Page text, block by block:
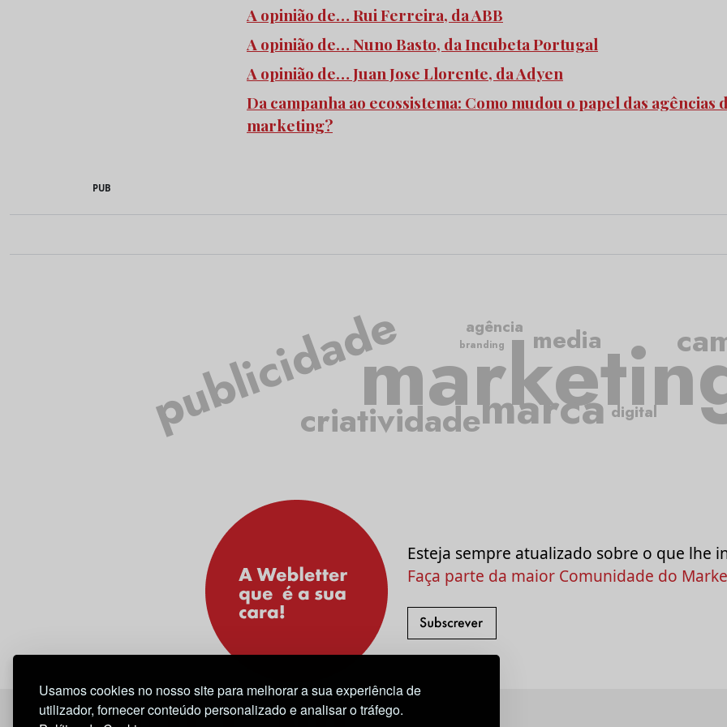
Usamos cookies no nosso site para melhorar a sua experiência de
utilizador, fornecer conteúdo personalizado e analisar o tráfego.
A opinião de… Rui Ferreira, da ABB
A opinião de… Nuno Basto, da Incubeta Portugal
A opinião de… Juan Jose Llorente, da Adyen
Da campanha ao ecossistema: Como mudou o papel das
marketing?
PUB
publicidade marca
criatividade
media
agência
digital
branding
Esteja sempre atualizado sobre o que lhe
Faça parte da maior Comunidade do